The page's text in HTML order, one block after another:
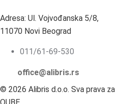
Adresa: Ul. Vojvođanska 5/8,
11070 Novi Beograd
011/61-69-530
office@alibris.rs
© 2026 Alibris d.o.o. Sva prava